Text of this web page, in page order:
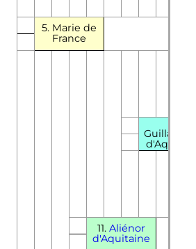
5. Marie de
France
11. Aliénor
d'Aquitaine